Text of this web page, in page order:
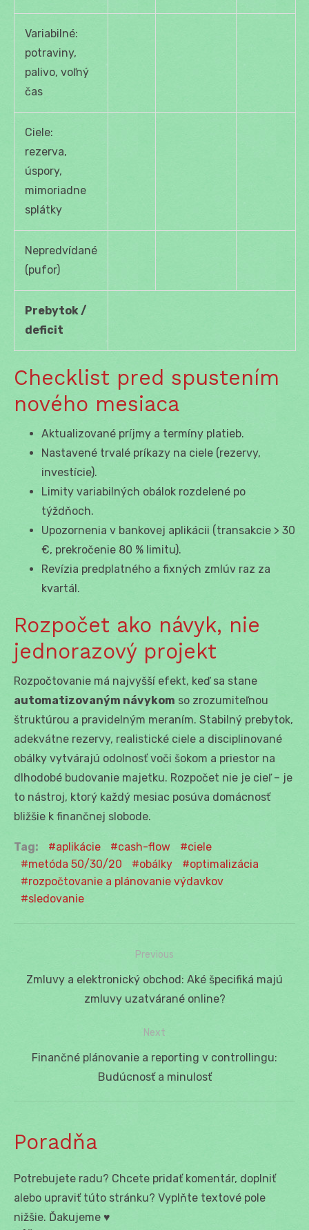
Variabilné:
potraviny,
palivo, voľný
čas
Ciele:
rezerva,
úspory,
mimoriadne
splátky
Nepredvídané
(pufor)
Prebytok /
deficit
Checklist pred spustením
nového mesiaca
Aktualizované príjmy a termíny platieb.
Nastavené trvalé príkazy na ciele (rezervy,
investície).
Limity variabilných obálok rozdelené po
týždňoch.
Upozornenia v bankovej aplikácii (transakcie > 30
€, prekročenie 80 % limitu).
Revízia predplatného a fixných zmlúv raz za
kvartál.
Rozpočet ako návyk, nie
jednorazový projekt
Rozpočtovanie má najvyšší efekt, keď sa stane
automatizovaným návykom so zrozumiteľnou
štruktúrou a pravidelným meraním. Stabilný prebytok,
adekvátne rezervy, realistické ciele a disciplinované
obálky vytvárajú odolnosť voči šokom a priestor na
dlhodobé budovanie majetku. Rozpočet nie je cieľ – je
to nástroj, ktorý každý mesiac posúva domácnosť
bližšie k finančnej slobode.
Tag: aplikácie cash-flow
ciele
metóda 50/30/20
obálky
optimalizácia
rozpočtovanie a plánovanie výdavkov
sledovanie
Navigácia
Previous
Previous
Zmluvy a elektronický obchod: Aké špecifiká majú
zmluvy uzatvárané online?
Next
Next
Finančné plánovanie a reporting v controllingu:
Budúcnosť a minulosť
Poradňa
Potrebujete radu? Chcete pridať komentár, doplniť
alebo upraviť túto stránku? Vyplňte textové pole
nižšie. Ďakujeme ♥